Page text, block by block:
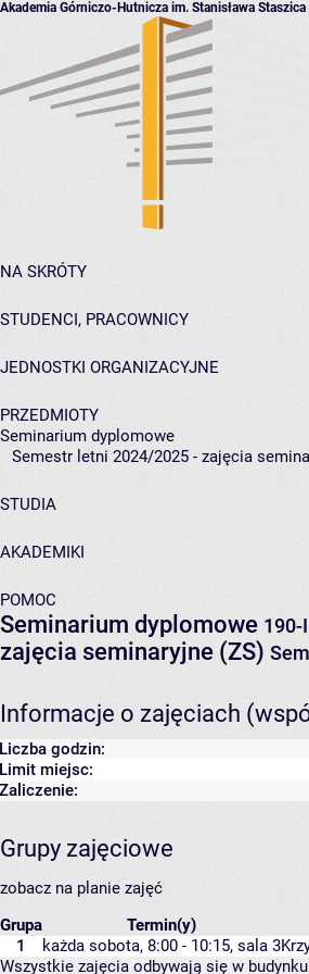
Akademia Górniczo-Hutnicza im. Stanisława
NA SKRÓTY
STUDENCI, PRACOWNICY
JEDNOSTKI ORGANIZACYJNE
PRZEDMIOTY
Seminarium dyplomowe
Semestr letni 2024/2025 - zajęcia
STUDIA
AKADEMIKI
POMOC
Seminarium dyplomowe 190-
zajęcia seminaryjne (ZS)
Informacje o zajęciach
Liczba godzin:
Limit miejsc:
Zaliczenie:
Grupy zajęciowe
zobacz na planie zajęć
Grupa
Termin(y)
1
każda sobota, 8:00 - 10:15, sala 3
Wszystkie zajęcia odbywają się w